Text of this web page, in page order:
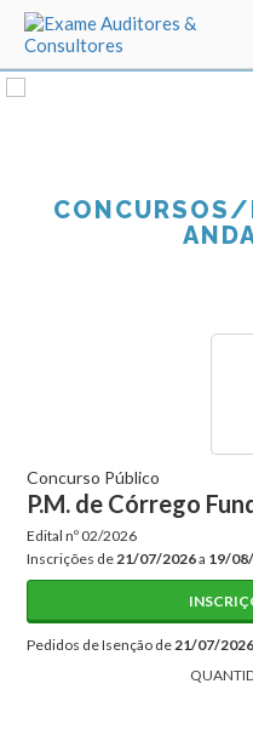
Acessar Área do
ENTRAR
MISSÃO / VISÃO /
SERVIÇOS
DÚVIDAS
FALE CONOSCO
Concurso Público
P.M. de Córrego
Edital nº 02/2026
Inscrições de21/07/2026a 19/
Pedidos de Isenção de21/07/2026